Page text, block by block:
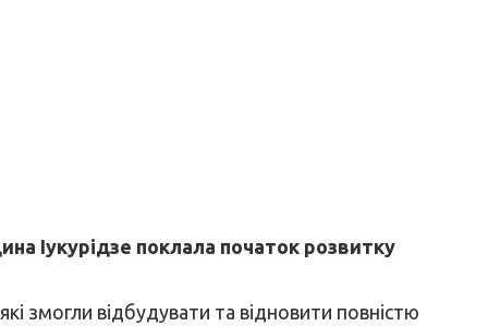
Іукурідзе поклала початок розвитку
змогли відбудувати та відновити повністю